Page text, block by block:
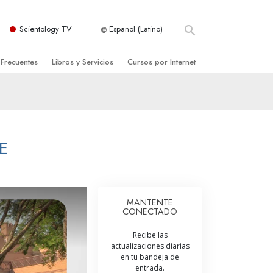
Scientology TV Español (Latino)
de Scientology
Libros y Servicios
Introductorias
Iniciales
Cursos por Internet
Ayudas para Enfermedades y Lesiones
La Integridad y la Honestidad
El Matrimonio
La Escala Tonal Emocional
MANTENTE
CONECTADO
Recibe las
actualizaciones diarias
en tu bandeja de
entrada.